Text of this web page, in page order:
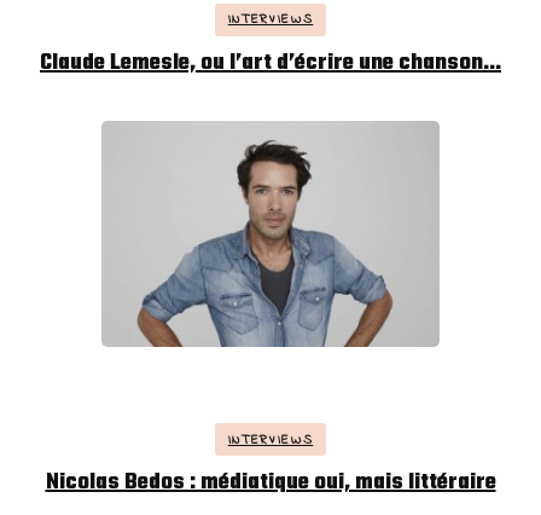
INTERVIEWS
Claude Lemesle, ou l’art d’écrire une chanson…
INTERVIEWS
Nicolas Bedos : médiatique oui, mais littéraire